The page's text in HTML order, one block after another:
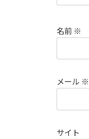
名前 ※
メール ※
サイト